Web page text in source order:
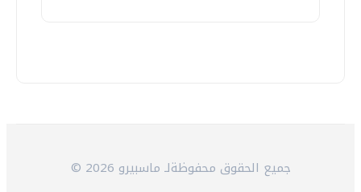
© 2026 جميع الحقوق محفوظةلـ ماسبيرو